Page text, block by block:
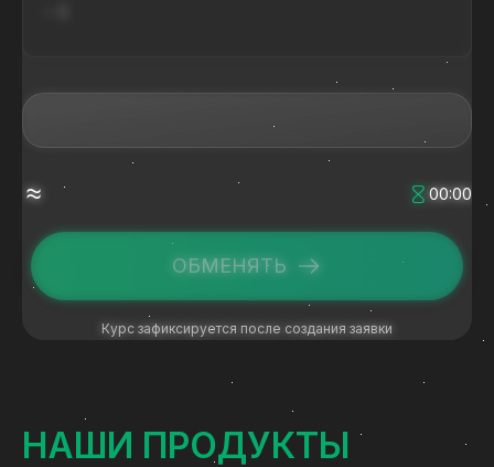
≈ 00:00
ОБМЕНЯТЬ
Курс зафиксируется после создания заявки
НАШИ ПРОДУКТЫ